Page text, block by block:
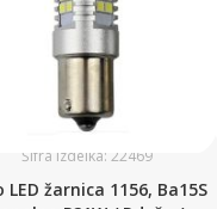
Šifra izdelka: 22469
LED žarnica 1156, Ba15S